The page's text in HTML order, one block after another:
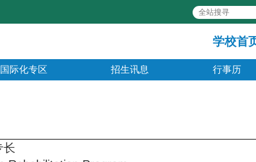
学校首
国际化专区 招生讯息 行事历
长